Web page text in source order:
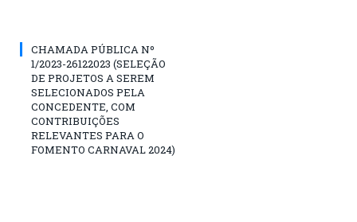
CHAMADA PÚBLICA Nº
1/2023-26122023 (SELEÇÃO
DE PROJETOS A SEREM
SELECIONADOS PELA
CONCEDENTE, COM
CONTRIBUIÇÕES
RELEVANTES PARA O
FOMENTO CARNAVAL 2024)